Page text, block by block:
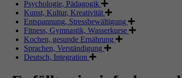
Psychologie, Pädagogik
Kunst, Kultur, Kreativität
Entspannung, Stressbewältigung
Fitness, Gymnastik, Wasserkurse
Kochen, gesunde Ernährung
Sprachen, Verständigung
Deutsch, Integration